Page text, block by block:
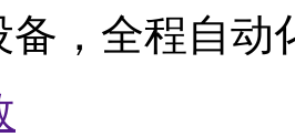
备，全程自